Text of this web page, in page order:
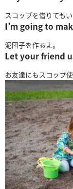
スコップを借りても
I’m going to
泥団子を作るよ。
Let your friend
お友達にもスコップ